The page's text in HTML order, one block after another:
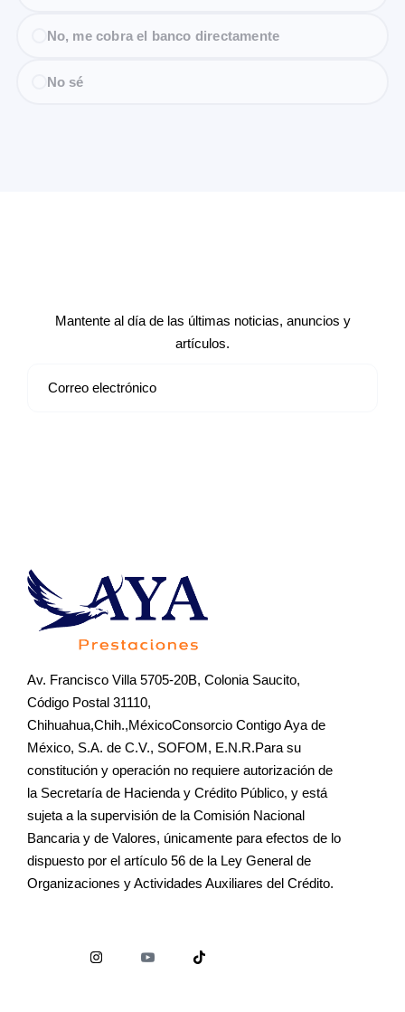
No, me cobra el banco directamente
No sé
Mantente al día de las últimas noticias, anuncios y
artículos.
Av. Francisco Villa 5705-20B, Colonia Saucito,
Código Postal 31110,
Chihuahua,Chih.,MéxicoConsorcio Contigo Aya de
México, S.A. de C.V., SOFOM, E.N.R.Para su
constitución y operación no requiere autorización de
la Secretaría de Hacienda y Crédito Público, y está
sujeta a la supervisión de la Comisión Nacional
Bancaria y de Valores, únicamente para efectos de lo
dispuesto por el artículo 56 de la Ley General de
Organizaciones y Actividades Auxiliares del Crédito.